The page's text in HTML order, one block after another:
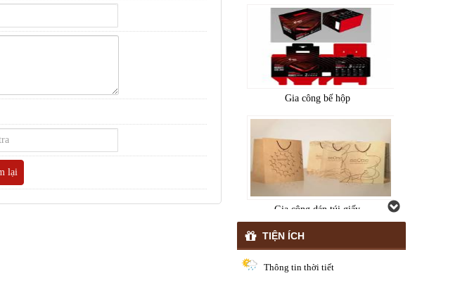
Gia công bế hộp
Gia công dán túi giấy
TIỆN ÍCH
Thông tin thời tiết
lại